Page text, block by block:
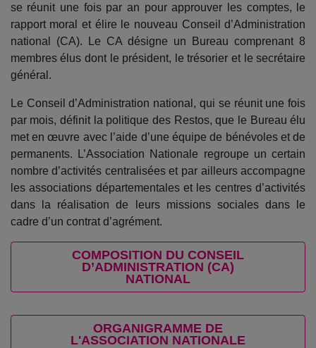
se réunit une fois par an pour approuver les comptes, le
rapport moral et élire le nouveau Conseil d’Administration
national (CA). Le CA désigne un Bureau comprenant 8
membres élus dont le président, le trésorier et le secrétaire
général.
Le Conseil d’Administration national, qui se réunit une fois
par mois, définit la politique des Restos, que le Bureau élu
met en œuvre avec l’aide d’une équipe de bénévoles et de
permanents. L’Association Nationale regroupe un certain
nombre d’activités centralisées et par ailleurs accompagne
les associations départementales et les centres d’activités
dans la réalisation de leurs missions sociales dans le
cadre d’un contrat d’agrément.
COMPOSITION DU CONSEIL
D’ADMINISTRATION (CA)
NATIONAL
ORGANIGRAMME DE
L'ASSOCIATION NATIONALE